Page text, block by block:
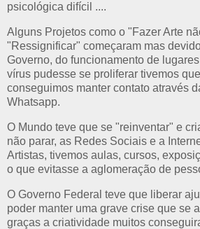
psicológica difícil ....
Alguns Projetos como o "Fazer Arte
"Ressignificar" começaram mas
Governo, do funcionamento de
vírus pudesse se proliferar tivemos
conseguimos manter contato através
Whatsapp.
O Mundo teve que se "reinventar" e
não parar, as Redes Sociais e a
Artistas, tivemos aulas, cursos,
o que evitasse a aglomeração de
O Governo Federal teve que liberar
poder manter uma grave crise que se
graças a criatividade muitos